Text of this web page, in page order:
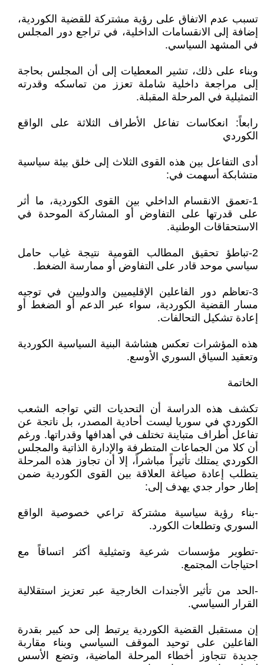
تسبب عدم الاتفاق على رؤية مشتركة للقضية الكوردية،
إضافة إلى الانقسامات الداخلية، في تراجع دور المجلس
في المشهد السياسي.
وبناء على ذلك، تشير المعطيات إلى أن المجلس بحاجة
إلى مراجعة داخلية شاملة تعزز من تماسكه وقدرته
التمثيلية في المرحلة المقبلة.
رابعاً: انعكاسات تفاعل الأطراف الثلاثة على الواقع
الكوردي
أدى التفاعل بين هذه القوى الثلاث إلى خلق بيئة سياسية
متشابكة أسهمت في:
1-تعمق الانقسام الداخلي بين القوى الكوردية، ما أثر
على قدرتها على التفاوض أو المشاركة الموحدة في
الاستحقاقات الوطنية.
2-تباطؤ تحقيق المطالب القومية نتيجة غياب حامل
سياسي موحد قادر على التفاوض أو ممارسة الضغط.
3-تعاظم دور الفاعلين الإقليميين والدوليين في توجيه
مسار القضية الكوردية، سواء عبر الدعم أو الضغط أو
إعادة تشكيل التحالفات.
هذه المؤشرات تعكس هشاشة البنية السياسية الكوردية
وتعقيد السياق السوري الأوسع.
الخاتمة
تكشف هذه الدراسة أن التحديات التي تواجه الشعب
الكوردي في سوريا ليست أحادية المصدر، بل ناتجة عن
تفاعل أطراف متباينة تختلف في أهدافها وقدراتها. ورغم
أن كلا من الجماعات المتطرفة والإدارة الذاتية والمجلس
الكوردي يمتلك تأثيراً مباشراً، إلا أن تجاوز هذه المرحلة
يتطلب إعادة صياغة العلاقة بين القوى الكوردية ضمن
إطار حوار جدي يهدف إلى:
-بناء رؤية سياسية مشتركة تراعي خصوصية الواقع
السوري وتطلعات الكورد.
-تطوير مؤسسات شرعية وتمثيلية أكثر اتساقاً مع
احتياجات المجتمع.
-الحد من تأثير الأجندات الخارجية عبر تعزيز استقلالية
القرار السياسي.
إن مستقبل القضية الكوردية يرتبط إلى حد كبير بقدرة
الفاعلين على توحيد الموقف السياسي وبناء مقاربة
جديدة تتجاوز أخطاء المرحلة الماضية، وتضع الأسس